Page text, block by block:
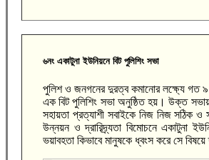
৬নং একাটুনা ইউনিয়নে বিট পুলিশিং সভা
পুলিশ ও জনগনের দুরত্ব কমানোর লক্ষ্যে গত ৯
এক বিট পুলিশিং সভা অনুষ্ঠিত হয়। উক্ত
সহায়তা প্রত্যাশী সবাইকে নিজ নিজ সঠিক
উন্নয়ন ও দ্রারিদ্র্যতা বিমোচনে একাটুনা
ভয়াবহতা কিভাবে মানুষকে ধ্বংস করে সে